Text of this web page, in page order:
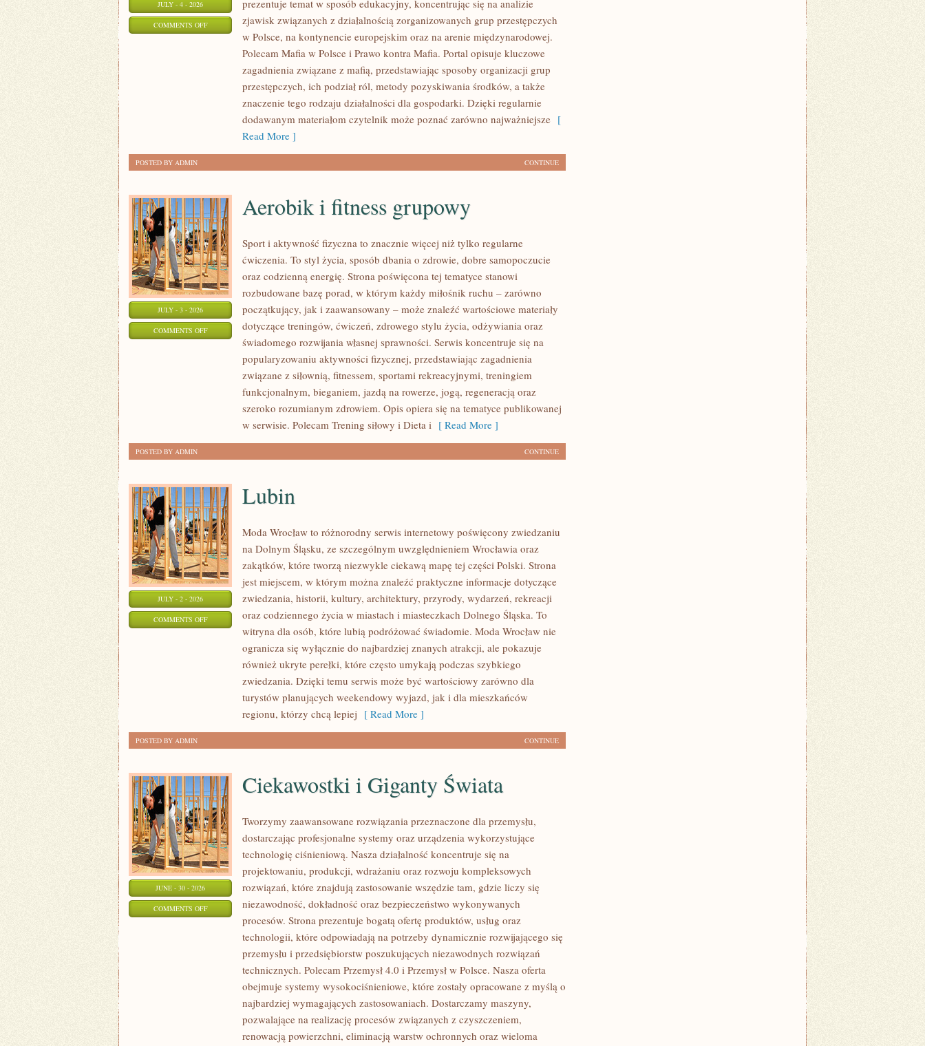
JULY - 4 - 2026
COMMENTS OFFON
prezentuje temat w sposób edukacyjny, koncentrując się na analizie
zjawisk związanych z działalnością zorganizowanych grup przestępczych
w Polsce, na kontynencie europejskim oraz na arenie międzynarodowej.
Polecam Mafia w Polsce i Prawo kontra Mafia. Portal opisuje kluczowe
zagadnienia związane z mafią, przedstawiając sposoby organizacji grup
przestępczych, ich podział ról, metody pozyskiwania środków, a także
znaczenie tego rodzaju działalności dla gospodarki. Dzięki regularnie
dodawanym materiałom czytelnik może poznać zarówno najważniejsze [
Read More ]
CONTINUE
POSTED BY ADMIN
JULY - 3 - 2026
COMMENTS OFFON
Aerobik i fitness grupowy
Sport i aktywność fizyczna to znacznie więcej niż tylko regularne
ćwiczenia. To styl życia, sposób dbania o zdrowie, dobre samopoczucie
oraz codzienną energię. Strona poświęcona tej tematyce stanowi
rozbudowane bazę porad, w którym każdy miłośnik ruchu – zarówno
początkujący, jak i zaawansowany – może znaleźć wartościowe materiały
dotyczące treningów, ćwiczeń, zdrowego stylu życia, odżywiania oraz
świadomego rozwijania własnej sprawności. Serwis koncentruje się na
popularyzowaniu aktywności fizycznej, przedstawiając zagadnienia
związane z siłownią, fitnessem, sportami rekreacyjnymi, treningiem
funkcjonalnym, bieganiem, jazdą na rowerze, jogą, regeneracją oraz
szeroko rozumianym zdrowiem. Opis opiera się na tematyce publikowanej
w serwisie. Polecam Trening siłowy i Dieta i [ Read More ]
CONTINUE
POSTED BY ADMIN
JULY - 2 - 2026
COMMENTS OFFON
Lubin
Moda Wrocław to różnorodny serwis internetowy poświęcony zwiedzaniu
na Dolnym Śląsku, ze szczególnym uwzględnieniem Wrocławia oraz
zakątków, które tworzą niezwykle ciekawą mapę tej części Polski. Strona
jest miejscem, w którym można znaleźć praktyczne informacje dotyczące
zwiedzania, historii, kultury, architektury, przyrody, wydarzeń, rekreacji
oraz codziennego życia w miastach i miasteczkach Dolnego Śląska. To
witryna dla osób, które lubią podróżować świadomie. Moda Wrocław nie
ogranicza się wyłącznie do najbardziej znanych atrakcji, ale pokazuje
również ukryte perełki, które często umykają podczas szybkiego
zwiedzania. Dzięki temu serwis może być wartościowy zarówno dla
turystów planujących weekendowy wyjazd, jak i dla mieszkańców
regionu, którzy chcą lepiej [ Read More ]
CONTINUE
POSTED BY ADMIN
JUNE - 30 - 2026
COMMENTS OFFON
CIEKAWOSTKI
Ciekawostki i Giganty Świata
Tworzymy zaawansowane rozwiązania przeznaczone dla przemysłu,
dostarczając profesjonalne systemy oraz urządzenia wykorzystujące
technologię ciśnieniową. Nasza działalność koncentruje się na
projektowaniu, produkcji, wdrażaniu oraz rozwoju kompleksowych
rozwiązań, które znajdują zastosowanie wszędzie tam, gdzie liczy się
niezawodność, dokładność oraz bezpieczeństwo wykonywanych
procesów. Strona prezentuje bogatą ofertę produktów, usług oraz
technologii, które odpowiadają na potrzeby dynamicznie rozwijającego się
przemysłu i przedsiębiorstw poszukujących niezawodnych rozwiązań
technicznych. Polecam Przemysł 4.0 i Przemysł w Polsce. Nasza oferta
obejmuje systemy wysokociśnieniowe, które zostały opracowane z myślą o
najbardziej wymagających zastosowaniach. Dostarczamy maszyny,
pozwalające na realizację procesów związanych z czyszczeniem,
renowacją powierzchni, eliminacją warstw ochronnych oraz wieloma